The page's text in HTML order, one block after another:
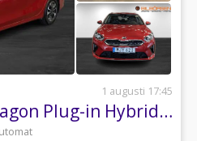
1 augusti 17:45
Kia CEED Sportswagon Plug-in Hybrid Advance plus DCT Euro 6